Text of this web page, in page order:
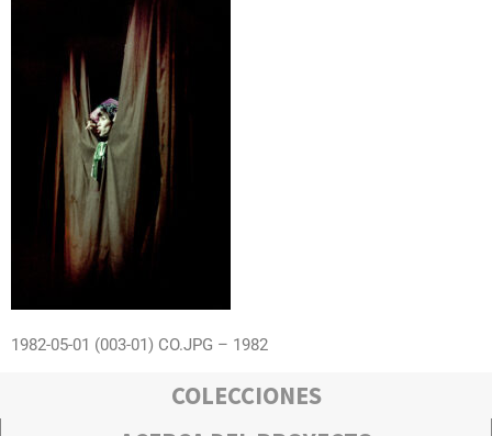
1982-05-01 (003-01) CO.JPG – 1982
COLECCIONES